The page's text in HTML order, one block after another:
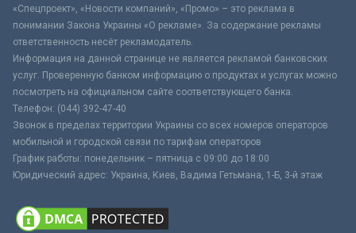
«Спецпроект», «Новости компаний», «Промо» – это реклама в
понимании Закона Украины «О рекламе». За содержание рекламы
ответственность несёт рекламодатель.
Информация на данной странице не является рекламой банковских
услуг. Проверенную банком информацию о продуктах и услугах можно
посмотреть на официальном сайте соответствующего банка.
Телефон: (044) 392-47-40
Звонок в пределах территории Украины со всех номеров операторов
мобильной и городской связи по тарифам операторов
График работы: понедельник – пятница с 09:00 до 18:00
Юридический адрес: Украина, Киев, Вадима Гетьмана, 1-Б, 3-й этаж